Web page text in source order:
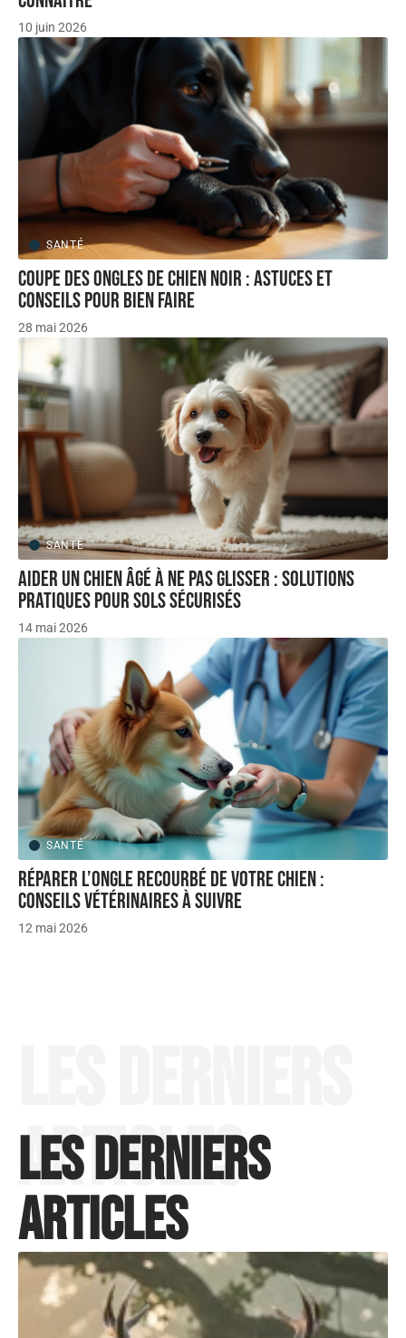
10 juin 2026
SANTÉ
Coupe des ongles de chien noir : astuces et
conseils pour bien faire
28 mai 2026
SANTÉ
Aider un chien âgé à ne pas glisser : solutions
pratiques pour sols sécurisés
14 mai 2026
SANTÉ
Réparer l’ongle recourbé de votre chien :
conseils vétérinaires à suivre
12 mai 2026
articles
Les derniers
articles